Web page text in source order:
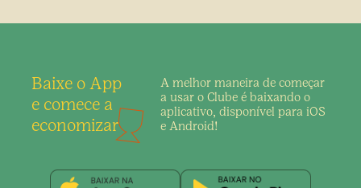
Baixe o App
e comece a
economizar
A melhor maneira de começar
a usar o Clube é baixando o
aplicativo, disponível para iOS
e Android!